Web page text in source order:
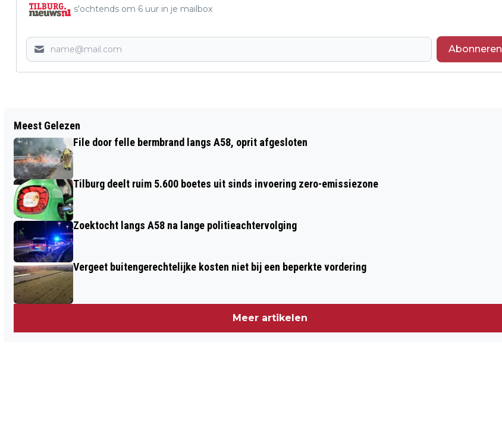
s'ochtends om 6 uur in je mailbox
Abonneren
NEPMEDEWERKER STEELT SLOFFEN
SIGARETTEN BIJ TANKSTATION
RINGBAAN-WEST
STADION
Meest Gelezen
File door felle bermbrand langs A58, oprit afgesloten
Tilburg deelt ruim 5.600 boetes uit sinds invoering zero-emissiezone
Zoektocht langs A58 na lange politieachtervolging
Vergeet buitengerechtelijke kosten niet bij een beperkte vordering
Meer artikelen